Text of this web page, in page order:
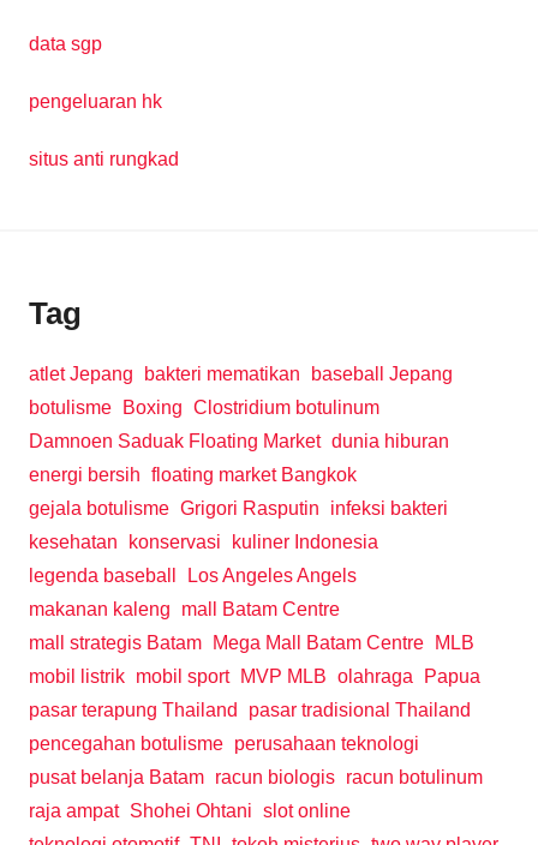
data sgp
pengeluaran hk
situs anti rungkad
Tag
atlet Jepang bakteri mematikan
baseball Jepang
botulisme
Boxing Clostridium botulinum
Damnoen Saduak Floating Market dunia hiburan
energi bersih floating market Bangkok
gejala botulisme Grigori Rasputin
infeksi bakteri
kesehatan
konservasi
kuliner Indonesia
legenda baseball
Los Angeles Angels
makanan kaleng
mall Batam Centre
mall strategis Batam
Mega Mall Batam Centre
MLB
mobil listrik mobil sport MVP MLB olahraga
Papua
pasar terapung Thailand
pasar tradisional Thailand
pencegahan botulisme perusahaan teknologi
pusat belanja Batam racun biologis racun botulinum
raja ampat Shohei Ohtani slot online